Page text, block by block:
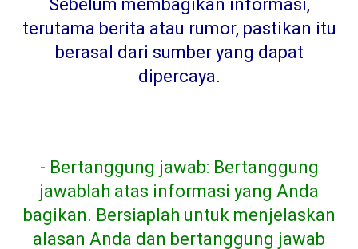
Sebelum membagikan informasi,
terutama berita atau rumor, pastikan itu
berasal dari sumber yang dapat
dipercaya.
- Bertanggung jawab: Bertanggung
jawablah atas informasi yang Anda
bagikan. Bersiaplah untuk menjelaskan
alasan Anda dan bertanggung jawab